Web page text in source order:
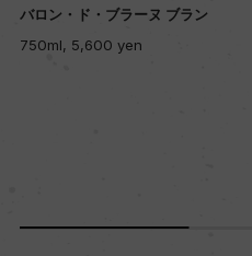
バロン・ド・ブラーヌ ブラン
750ml, 5,600 yen